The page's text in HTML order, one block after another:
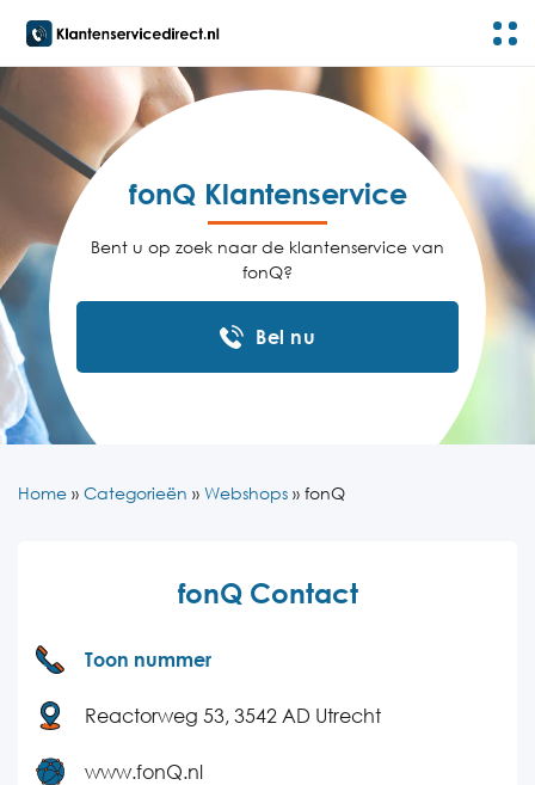
fonQ Klantenservice
Bent u op zoek naar de klantenservice van
fonQ?
Bel nu
Home » Categorieën » Webshops » fonQ
fonQ Contact
Toon nummer
Reactorweg 53, 3542 AD Utrecht
www.fonQ.nl